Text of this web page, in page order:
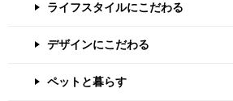
ライフスタイルにこだわる
デザインにこだわる
ペットと暮らす